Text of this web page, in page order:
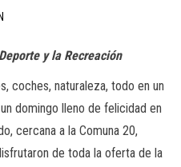
y la Recreación
coches, naturaleza, todo en un
domingo lleno de felicidad en
cercana a la Comuna 20,
de toda la oferta de la